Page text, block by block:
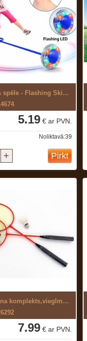
Izveicības spēle - Flashing Skip Ball
5.19 € ar PVN.
Noliktavā:39
+ Pirkt
Badmintona komplekts,vieglmetāla
7.99 € ar PVN.